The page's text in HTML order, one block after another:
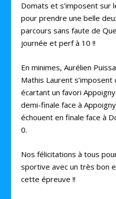
Domats et s’imposent sur
pour prendre une belle
parcours sans faute de
journée et perf à 10 !!
En minimes, Aurélien
Mathis Laurent s’imposent
écartant un favori
demi-finale face à
échouent en finale face à
0.
Nos félicitations à tous
sportive avec un très bon
cette épreuve !!